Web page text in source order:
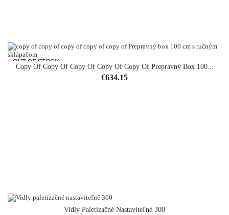
Copy Of Copy Of Copy Of Copy Of Copy Of Prepravný Box 100...
Price
€634.15
OUT-OF-STOCK
Vidly Paletizačné Nastaviteľné 300